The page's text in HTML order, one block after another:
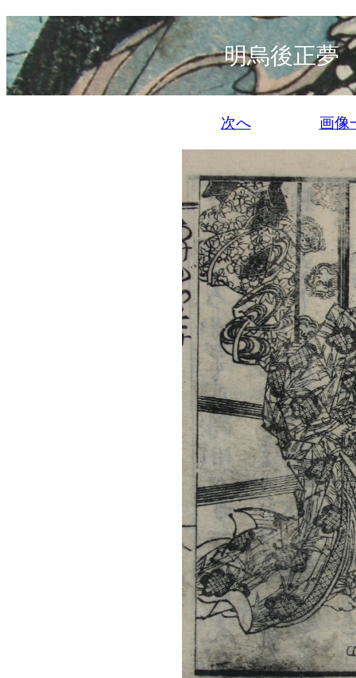
明烏後正
次へ 画像